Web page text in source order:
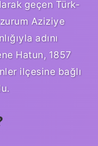
geçen Türk-
Aziziye
adını
Hatun, 1857
ilçesine bağlı